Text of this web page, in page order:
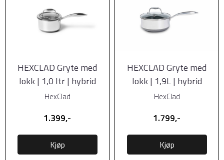
HEXCLAD Gryte med
lokk | 1,0 ltr | hybrid
HexClad
1.399,-
Kjøp
HEXCLAD Gryte med
lokk | 1,9L | hybrid
HexClad
1.799,-
Kjøp